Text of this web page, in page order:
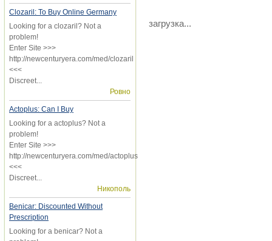
Clozaril: To Buy Online Germany
Looking for a clozaril? Not a
problem!
Enter Site >>>
http://newcenturyera.com/med/clozaril
<<<
Discreet...
Ровно
Actoplus: Can I Buy
Looking for a actoplus? Not a
problem!
Enter Site >>>
http://newcenturyera.com/med/actoplus
<<<
Discreet...
Никополь
Benicar: Discounted Without
Prescription
Looking for a benicar? Not a
загрузка...